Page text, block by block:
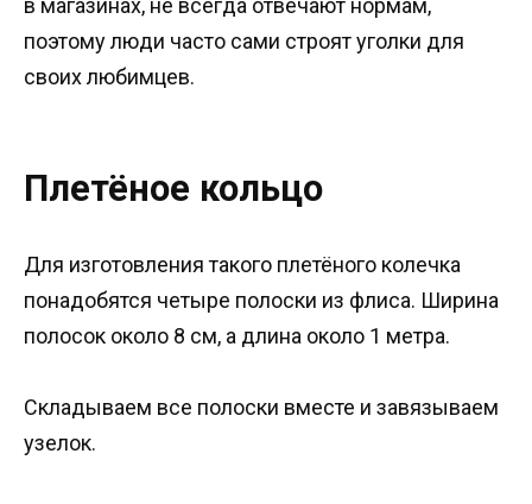
в магазинах, не всегда отвечают нормам,
поэтому люди часто сами строят уголки для
своих любимцев.
Плетёное кольцо
Для изготовления такого плетёного колечка
понадобятся четыре полоски из флиса. Ширина
полосок около 8 см, а длина около 1 метра.
Складываем все полоски вместе и завязываем
узелок.